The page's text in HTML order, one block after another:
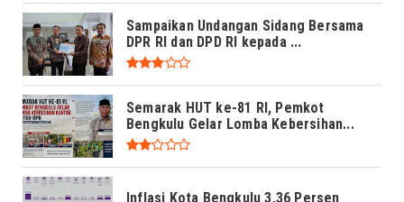
Sampaikan Undangan Sidang Bersama
DPR RI dan DPD RI kepada ...
Semarak HUT ke-81 RI, Pemkot
Bengkulu Gelar Lomba Kebersihan...
Inflasi Kota Bengkulu 3,36 Persen